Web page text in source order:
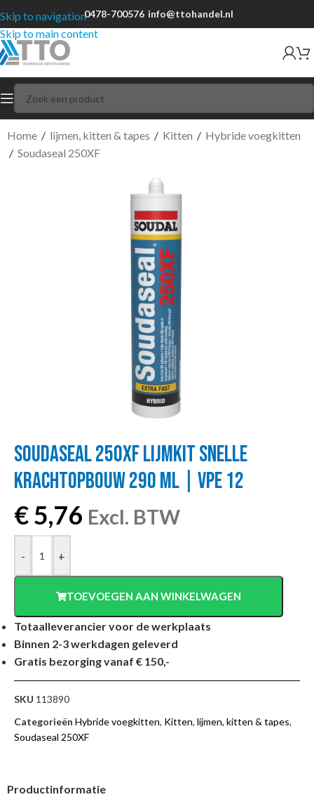
Skip to navigation
Skip to main content
0478-700576 info@ttohandel.nl
Home / lijmen, kitten & tapes / Kitten / Hybride voegkitten
/ Soudaseal 250XF
SOUDASEAL 250XF LIJMKIT SNELLE
KRACHTOPBOUW 290 ML | VPE 12
€5,76 Excl. BTW
- +
TOEVOEGEN AAN WINKELWAGEN
Totaalleverancier voor de werkplaats
Binnen 2-3 werkdagen geleverd
Gratis bezorging vanaf € 150,-
SKU 113890
Categorieën Hybride voegkitten, Kitten, lijmen, kitten & tapes,
Soudaseal 250XF
Productinformatie